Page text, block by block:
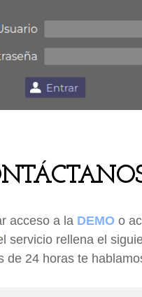
acceso a la DEMO o
servicio rellena el
de 24 horas te